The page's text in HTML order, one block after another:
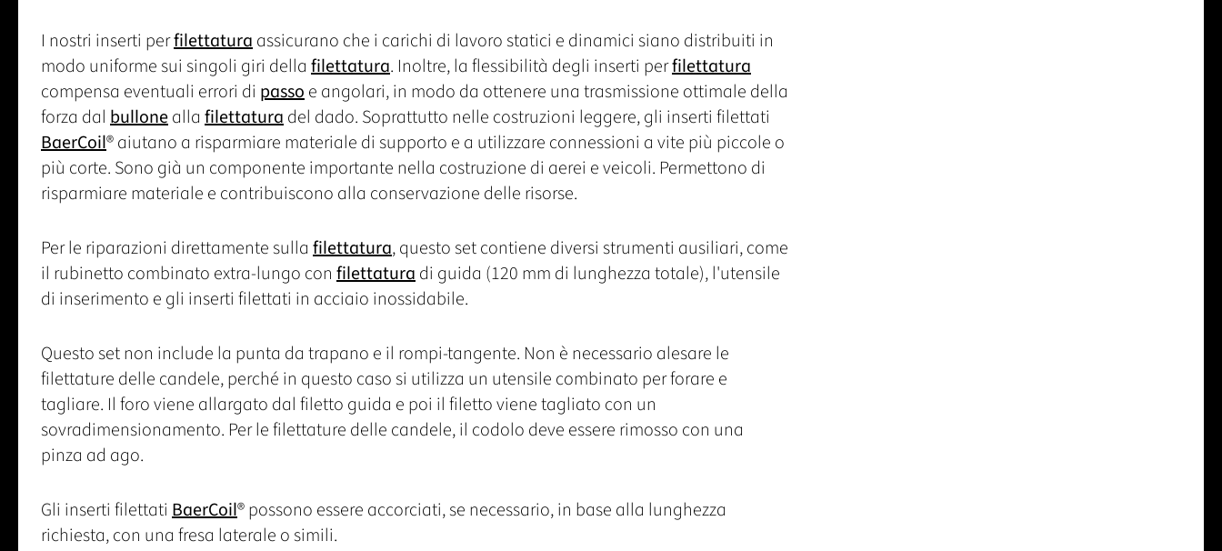
I nostri inserti perfilettaturaassicurano che i carichi di lavoro statici e dinamici siano distribuiti in
modo uniforme sui singoli giri della filettatura. Inoltre, la flessibilità degli inserti perfilettatura
compensa eventuali errori di passoe angolari, in modo da ottenere una trasmissione ottimale della
forza dal bullonealla filettaturadel dado. Soprattutto nelle costruzioni leggere, gli inserti filettati
BaerCoil® aiutano a risparmiare materiale di supporto e a utilizzare connessioni a vite più piccole o
più corte. Sono già un componente importante nella costruzione di aerei e veicoli. Permettono di
risparmiare materiale e contribuiscono alla conservazione delle risorse.
Per le riparazioni direttamente sulla filettatura, questo set contiene diversi strumenti ausiliari, come
il rubinetto combinato extra-lungo con filettaturadi guida (120 mm di lunghezza totale), l'utensile
di inserimento e gli inserti filettati in acciaio inossidabile.
Questo set non include la punta da trapano e il rompi-tangente. Non è necessario alesare le
filettature delle candele, perché in questo caso si utilizza un utensile combinato per forare e
tagliare. Il foro viene allargato dal filetto guida e poi il filetto viene tagliato con un
sovradimensionamento. Per le filettature delle candele, il codolo deve essere rimosso con una
pinza ad ago.
Gli inserti filettati BaerCoil® possono essere accorciati, se necessario, in base alla lunghezza
richiesta, con una fresa laterale o simili.